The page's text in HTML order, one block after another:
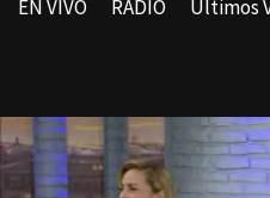
EN VIVO RADIO Últimos